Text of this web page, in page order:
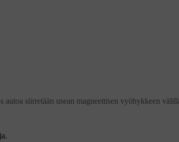
autoa siirretään usean magneettisen vyöhykkeen